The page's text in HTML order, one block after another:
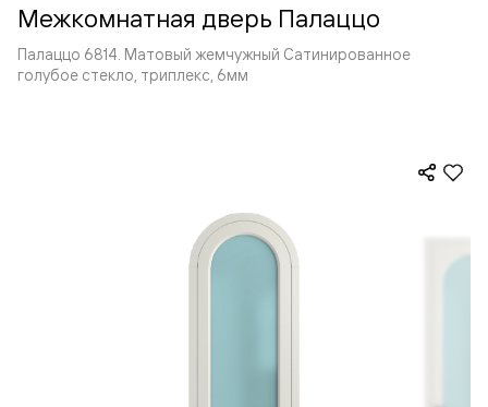
Межкомнатная дверь Палаццо
Палаццо 6814. Матовый жемчужный Сатинированное
голубое стекло, триплекс, 6мм